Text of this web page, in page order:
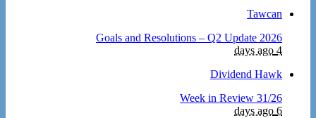
Tawcan
2026 Goals and Resolutions – Q2 Update
4 days ago
Dividend Hawk
Week in Review 31/26
6 days ago